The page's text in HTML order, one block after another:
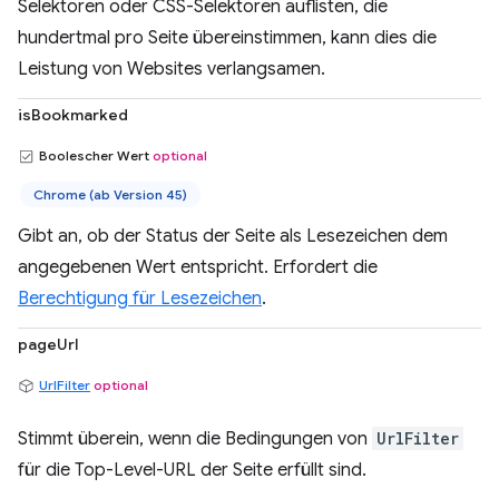
Selektoren oder CSS-Selektoren auflisten, die
hundertmal pro Seite übereinstimmen, kann dies die
Leistung von Websites verlangsamen.
isBookmarked
Boolescher Wert optional
Chrome (ab Version 45)
Gibt an, ob der Status der Seite als Lesezeichen dem
angegebenen Wert entspricht. Erfordert die
Berechtigung für Lesezeichen.
pageUrl
UrlFilter optional
Stimmt überein, wenn die Bedingungen von UrlFilter
für die Top-Level-URL der Seite erfüllt sind.